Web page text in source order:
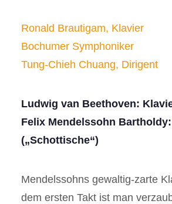
Ronald Brautigam, Klavier
Bochumer Symphoniker
Tung-Chieh Chuang, Dirigent
Ludwig van Beethoven:
Felix Mendelssohn
(„Schottische“)
Mendelssohns gewaltig-zarte
dem ersten Takt ist man